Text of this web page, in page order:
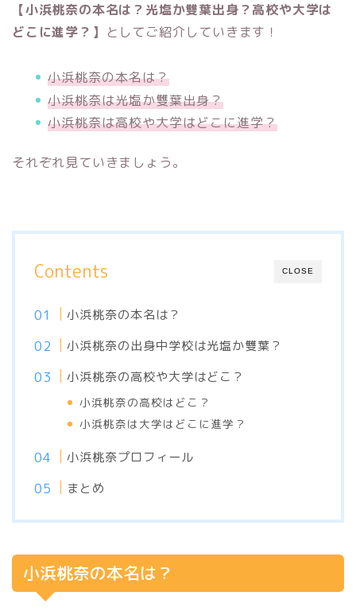
【小浜桃奈の本名は？光塩か雙葉出身？高校や大学は
どこに進学？】 としてご紹介していきます！
小浜桃奈の本名は？
小浜桃奈は光塩か雙葉出身？
小浜桃奈は高校や大学はどこに進学？
それぞれ見ていきましょう。
CLOSE
Contents
小浜桃奈の本名は？
小浜桃奈の出身中学校は光塩か雙葉？
小浜桃奈の高校や大学はどこ？
小浜桃奈の高校はどこ？
小浜桃奈は大学はどこに進学？
小浜桃奈プロフィール
まとめ
小浜桃奈の本名は？